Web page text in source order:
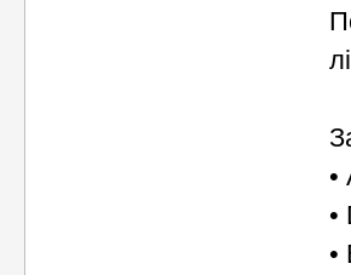
•
•
•